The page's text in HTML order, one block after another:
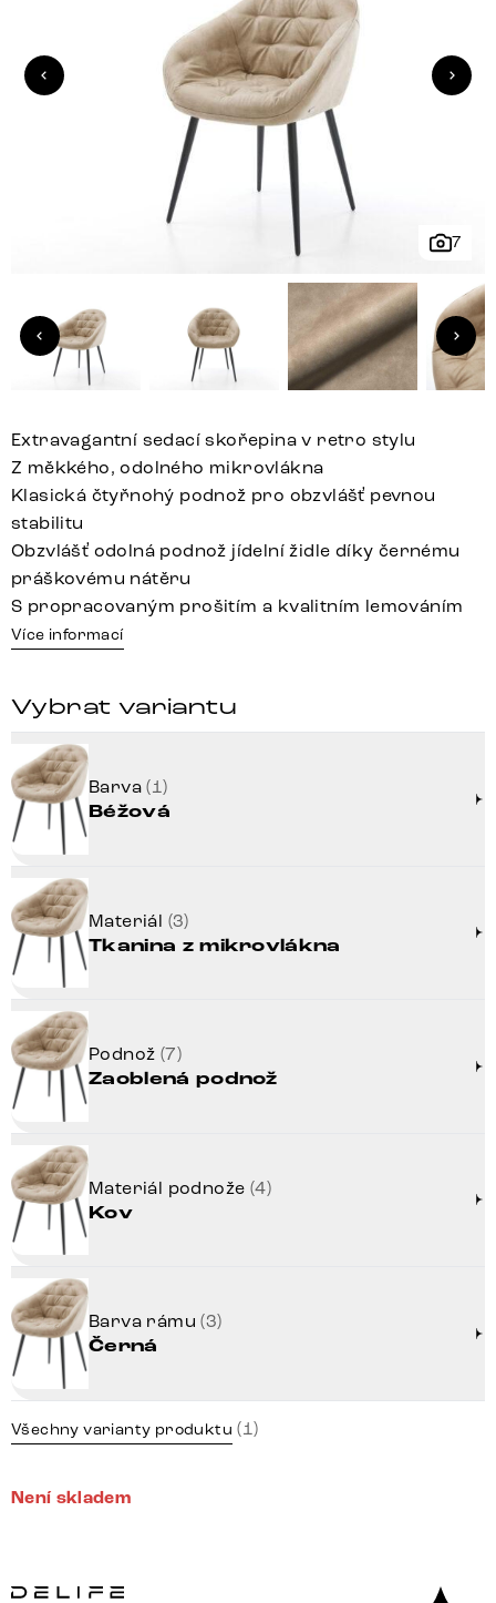
7
Extravagantní sedací skořepina v retro stylu
Z měkkého, odolného mikrovlákna
Klasická čtyřnohý podnož pro obzvlášť pevnou
stabilitu
Obzvlášť odolná podnož jídelní židle díky černému
práškovému nátěru
S propracovaným prošitím a kvalitním lemováním
Více informací
Vybrat variantu
Barva(1)
Béžová
Materiál (3)
Tkanina z mikrovlákna
Podnož (7)
Zaoblená podnož
Materiál podnože (4)
Kov
Barva rámu(3)
Černá
Všechny varianty produktu (1)
Není skladem